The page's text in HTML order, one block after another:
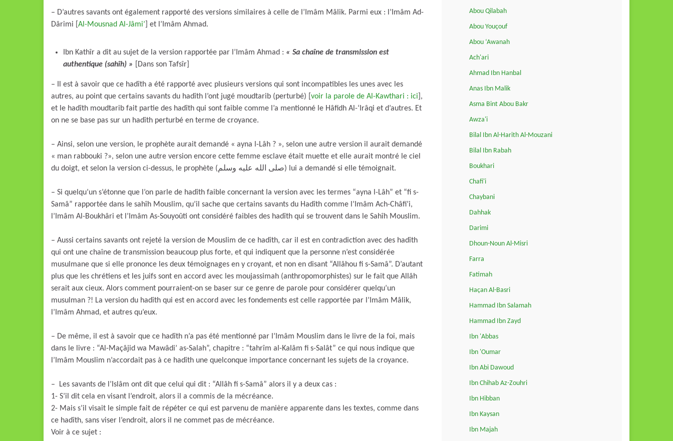
– D’autres savants ont également rapporté des versions similaires à celle de l’Imâm Mâlik. Parmi eux : l’Imâm Ad-
Dârimi [ Al-Mousnad Al-Jâmi’ ] et l’Imâm Ahmad.
Ibn Kathîr a dit au sujet de la version rapportée par l’Imâm Ahmad : « Sa chaîne de transmission est
authentique (sahîh) »
[Dans son Tafsîr]
– Il est à savoir que ce hadîth a été rapporté avec plusieurs versions qui sont incompatibles les unes avec les
autres, au point que certains savants du hadîth l’ont jugé moudtarib (perturbé) [ voir la parole de Al-Kawthari : ici ],
et le hadîth moudtarib fait partie des hadîth qui sont faible comme l’a mentionné le Hâfidh Al-‘Irâqi et d’autres. Et
on ne se base pas sur un hadîth perturbé en terme de croyance.
– Ainsi, selon une version, le prophète aurait demandé « ayna l-Lâh ? », selon une autre version il aurait demandé
« man rabbouki ?», selon une autre version encore cette femme esclave était muette et elle aurait montré le ciel
du doigt, et selon la version ci-dessus, le prophète (صلى الله عليه وسلم) lui a demandé si elle témoignait.
– Si quelqu’un s’étonne que l’on parle de hadîth faible concernant la version avec les termes “ayna l-Lâh” et “fi s-
Samâ” rapportée dans le sahîh Mouslim, qu’il sache que certains savants du Hadîth comme l’Imâm Ach-Châfi’i,
l’Imâm Al-Boukhâri et l’Imâm As-Souyoûti ont considéré faibles des hadîth qui se trouvent dans le Sahîh Mouslim.
– Aussi certains savants ont rejeté la version de Mouslim de ce hadîth, car il est en contradiction avec des hadîth
qui ont une chaîne de transmission beaucoup plus forte, et qui indiquent que la personne n’est considérée
musulmane que si elle prononce les deux témoignages en y croyant, et non en disant “Allâhou fi s-Samâ”. D’autant
plus que les chrétiens et les juifs sont en accord avec les moujassimah (anthropomorphistes) sur le fait que Allâh
serait aux cieux. Alors comment pourraient-on se baser sur ce genre de parole pour considérer quelqu’un
musulman ?! La version du hadîth qui est en accord avec les fondements est celle rapportée par l’Imâm Mâlik,
l’Imâm Ahmad, et autres qu’eux.
– De même, il est à savoir que ce hadîth n’a pas été mentionné par l’Imâm Mouslim dans le livre de la foi, mais
dans le livre : “Al-Maçâjid wa Mawâdi’ as-Salah”, chapitre : “tahrîm al-Kalâm fi s-Salât” ce qui nous indique que
l’Imâm Mouslim n’accordait pas à ce hadîth une quelconque importance concernant les sujets de la croyance.
– Les savants de l’Islâm ont dit que celui qui dit : “Allâh fi s-Samâ” alors il y a deux cas :
1- S’il dit cela en visant l’endroit, alors il a commis de la mécréance.
2- Mais s’il visait le simple fait de répéter ce qui est parvenu de manière apparente dans les textes, comme dans
ce hadîth, sans viser l’endroit, alors il ne commet pas de mécréance.
Voir à ce sujet :
Abou Qilabah
Abou Youçouf
Abou ‘Awanah
Ach'ari
Ahmad Ibn Hanbal
Anas Ibn Malik
Asma Bint Abou Bakr
Awza'i
Bilal Ibn Al-Harith Al-Mouzani
Bilal Ibn Rabah
Boukhari
Chafi'i
Chaybani
Dahhak
Darimi
Dhoun-Noun Al-Misri
Farra
Fatimah
Haçan Al-Basri
Hammad Ibn Salamah
Hammad Ibn Zayd
Ibn 'Abbas
Ibn 'Oumar
Ibn Abi Dawoud
Ibn Chihab Az-Zouhri
Ibn Hibban
Ibn Kaysan
Ibn Majah